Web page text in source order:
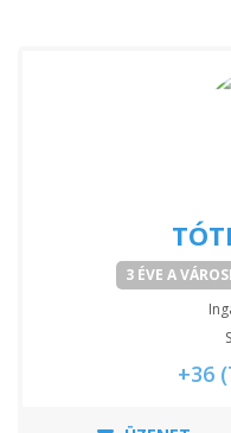
3 ÉVE A
+36